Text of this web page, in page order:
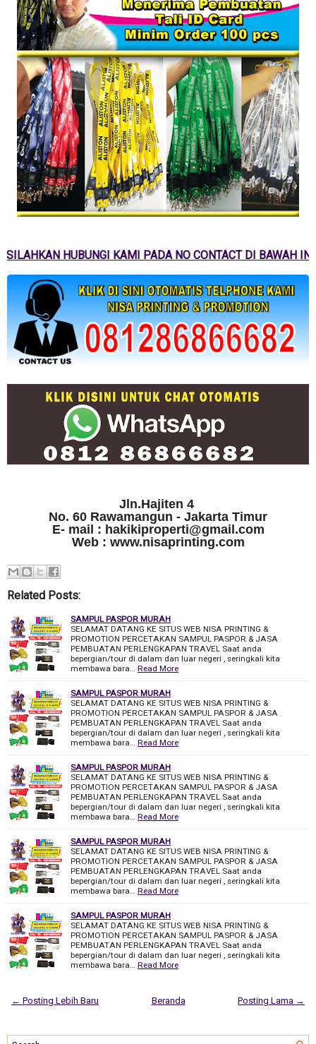
SILAHKAN HUBUNGI KAMI PADA NO CONTACT DI BAWAH INI
Jln.Hajiten 4
No. 60 Rawamangun - Jakarta Timur
E- mail : hakikiproperti@gmail.com
Web : www.nisaprinting.com
Related Posts:
SAMPUL PASPOR MURAH
SELAMAT DATANG KE SITUS WEB NISA PRINTING &
PROMOTION PERCETAKAN SAMPUL PASPOR & JASA
PEMBUATAN PERLENGKAPAN TRAVEL Saat anda
bepergian/tour di dalam dan luar negeri , seringkali kita
membawa bara…
Read More
SAMPUL PASPOR MURAH
SELAMAT DATANG KE SITUS WEB NISA PRINTING &
PROMOTION PERCETAKAN SAMPUL PASPOR & JASA
PEMBUATAN PERLENGKAPAN TRAVEL Saat anda
bepergian/tour di dalam dan luar negeri , seringkali kita
membawa bara…
Read More
SAMPUL PASPOR MURAH
SELAMAT DATANG KE SITUS WEB NISA PRINTING &
PROMOTION PERCETAKAN SAMPUL PASPOR & JASA
PEMBUATAN PERLENGKAPAN TRAVEL Saat anda
bepergian/tour di dalam dan luar negeri , seringkali kita
membawa bara…
Read More
SAMPUL PASPOR MURAH
SELAMAT DATANG KE SITUS WEB NISA PRINTING &
PROMOTION PERCETAKAN SAMPUL PASPOR & JASA
PEMBUATAN PERLENGKAPAN TRAVEL Saat anda
bepergian/tour di dalam dan luar negeri , seringkali kita
membawa bara…
Read More
SAMPUL PASPOR MURAH
SELAMAT DATANG KE SITUS WEB NISA PRINTING &
PROMOTION PERCETAKAN SAMPUL PASPOR & JASA
PEMBUATAN PERLENGKAPAN TRAVEL Saat anda
bepergian/tour di dalam dan luar negeri , seringkali kita
membawa bara…
Read More
← Posting Lebih Baru Posting Lama →
Beranda